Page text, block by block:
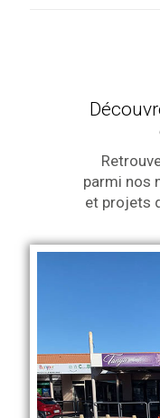
parmi nos
et projets